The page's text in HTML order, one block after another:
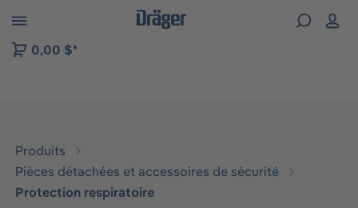
to B2B platform navigation
0,00 $*
Produits
Pièces détachées et accessoires de sécurité
Protection respiratoire